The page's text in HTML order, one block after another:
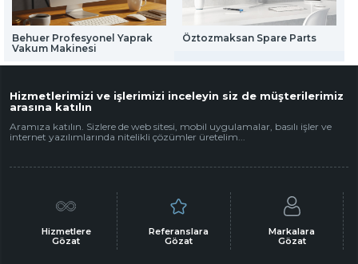
Behuer Profesyonel Yaprak
Vakum Makinesi
Öztozmaksan Spare Parts
Hizmetlerimizi ve işlerimizi inceleyin siz de müşterilerimiz
arasına katılın
Aramıza katılın. Sizlere de web sitesi, mobil uygulamalar, basılı işler ve
internet yazılımlarında nitelikli çözümler üretelim...
Hizmetlere
Gözat
Referanslara
Gözat
Markalara
Gözat